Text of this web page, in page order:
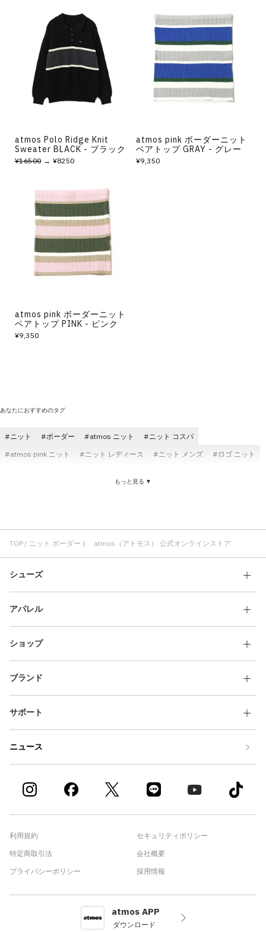
atmos Polo Ridge Knit
Sweater BLACK - ブラック
¥16500→ ¥8250
atmos pink ボーダーニット
ベアトップ GRAY - グレー
¥9,350
atmos pink ボーダーニット
ベアトップ PINK - ピンク
¥9,350
あなたにおすすめのタグ
ニット ボーダー atmos ニット
ニット コスパ
atmos pink ニット
ニット レディース ニット メンズ
ロゴ ニット
ボーダー コスパ
ボーダー 長袖T
もっと見る ▼
TOP ニット ボーダー | atmos（アトモス） 公式オンラインストア
シューズ
アパレル
ショップ
ブランド
サポート
ニュース
利用規約
特定商取引法
プライバシーポリシー
セキュリティポリシー
会社概要
採用情報
atmos APP
ダウンロード